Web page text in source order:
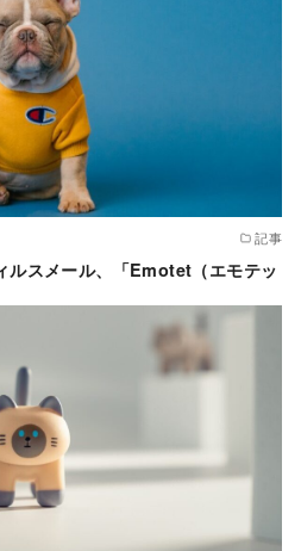
記事
ルスメール、「Emotet（エモテッ